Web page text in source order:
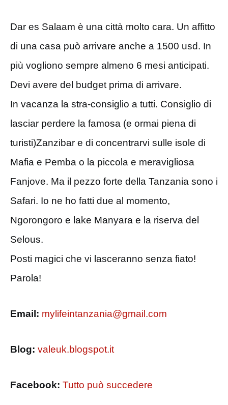
Dar es Salaam è una città molto cara. Un affitto
di una casa può arrivare anche a 1500 usd. In
più vogliono sempre almeno 6 mesi anticipati.
Devi avere del budget prima di arrivare.
In vacanza la stra-consiglio a tutti. Consiglio di
lasciar perdere la famosa (e ormai piena di
turisti)Zanzibar e di concentrarvi sulle isole di
Mafia e Pemba o la piccola e meravigliosa
Fanjove. Ma il pezzo forte della Tanzania sono i
Safari. Io ne ho fatti due al momento,
Ngorongoro e lake Manyara e la riserva del
Selous.
Posti magici che vi lasceranno senza fiato!
Parola!
Email: mylifeintanzania@gmail.com
Blog: valeuk.blogspot.it
Facebook: Tutto può succedere